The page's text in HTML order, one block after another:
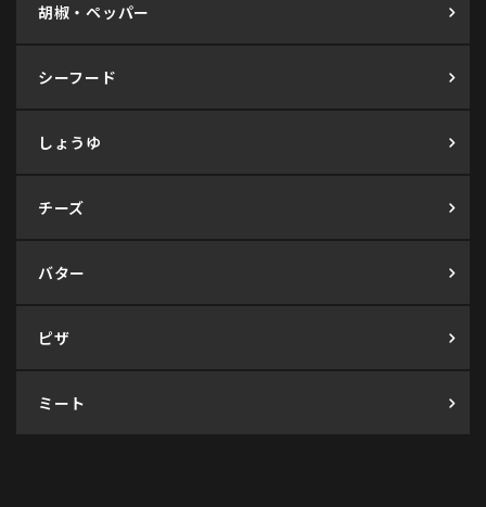
胡椒・ペッパー
シーフード
しょうゆ
チーズ
バター
ピザ
ミート